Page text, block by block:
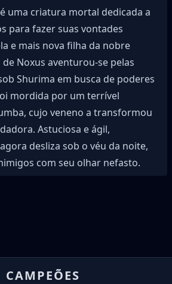
é uma criatura mortal dedicada a
para fazer suas vontades
e mais nova filha da nobre
Noxus aventurou-se pelas
Shurima em busca de poderes
mordida por um terrível
cujo veneno a transformou
Astuciosa e ágil,
agora desliza sob o véu da noite,
com seu olhar nefasto.
CAMPEÕES